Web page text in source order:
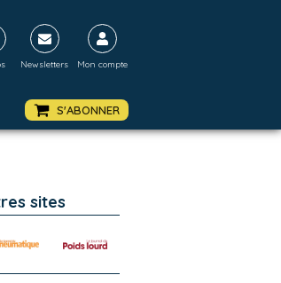
Newsletters Mon compte
S'ABONNER
sites